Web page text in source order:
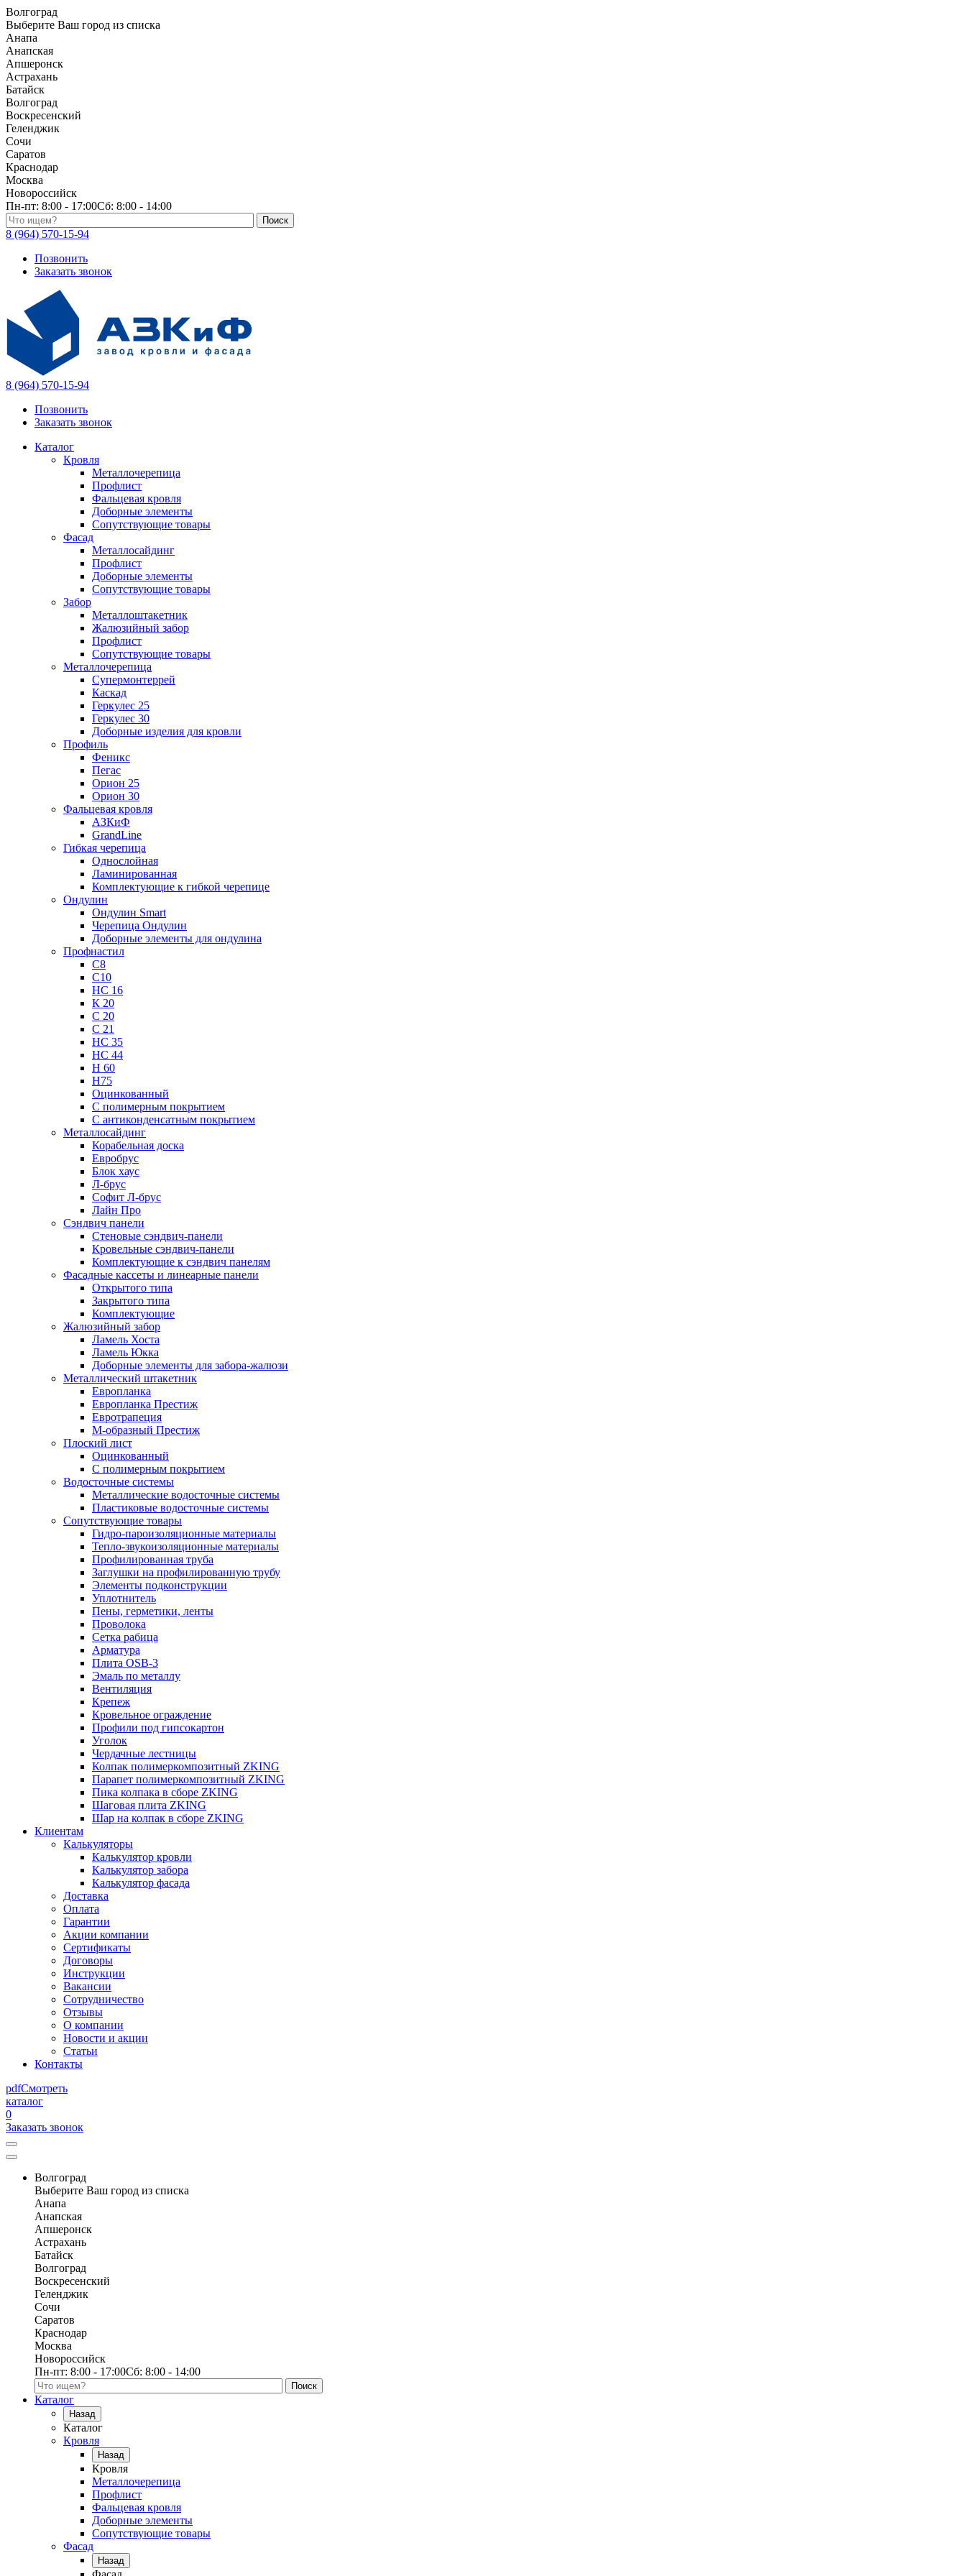
Волгоград
Выберите Ваш город из списка
Анапа
Анапская
Апшеронск
Астрахань
Батайск
Волгоград
Воскресенский
Геленджик
Сочи
Саратов
Краснодар
Москва
Новороссийск
Пн-пт: 8:00 - 17:00Сб: 8:00 - 14:00
Поиск по каталогу
8 (964) 570-15-94
Позвонить
Заказать звонок
8 (964) 570-15-94
Позвонить
Заказать звонок
Каталог
Кровля
Металлочерепица
Профлист
Фальцевая кровля
Доборные элементы
Сопутствующие товары
Фасад
Металлосайдинг
Профлист
Доборные элементы
Сопутствующие товары
Забор
Металлоштакетник
Жалюзийный забор
Профлист
Сопутствующие товары
Металлочерепица
Супермонтеррей
Каскад
Геркулес 25
Геркулес 30
Доборные изделия для кровли
Профиль
Феникс
Пегас
Орион 25
Орион 30
Фальцевая кровля
АЗКиФ
GrandLine
Гибкая черепица
Однослойная
Ламинированная
Комплектующие к гибкой черепице
Ондулин
Ондулин Smart
Черепица Ондулин
Доборные элементы для ондулина
Профнастил
С8
С10
НС 16
К 20
С 20
С 21
НС 35
НС 44
Н 60
Н75
Оцинкованный
С полимерным покрытием
С антиконденсатным покрытием
Металлосайдинг
Корабельная доска
Евробрус
Блок хаус
Л-брус
Софит Л-брус
Лайн Про
Сэндвич панели
Стеновые сэндвич-панели
Кровельные сэндвич-панели
Комплектующие к сэндвич панелям
Фасадные кассеты и линеарные панели
Открытого типа
Закрытого типа
Комплектующие
Жалюзийный забор
Ламель Хоста
Ламель Юкка
Доборные элементы для забора-жалюзи
Металлический штакетник
Европланка
Европланка Престиж
Евротрапеция
М-образный Престиж
Плоский лист
Оцинкованный
С полимерным покрытием
Водосточные системы
Металлические водосточные системы
Пластиковые водосточные системы
Сопутствующие товары
Гидро-пароизоляционные материалы
Тепло-звукоизоляционные материалы
Профилированная труба
Заглушки на профилированную трубу
Элементы подконструкции
Уплотнитель
Пены, герметики, ленты
Проволока
Сетка рабица
Арматура
Плита OSB-3
Эмаль по металлу
Вентиляция
Крепеж
Кровельное ограждение
Профили под гипсокартон
Уголок
Чердачные лестницы
Колпак полимеркомпозитный ZKING
Парапет полимеркомпозитный ZKING
Пика колпака в сборе ZKING
Шаговая плита ZKING
Шар на колпак в сборе ZKING
Клиентам
Калькуляторы
Калькулятор кровли
Калькулятор забора
Калькулятор фасада
Доставка
Оплата
Гарантии
Акции компании
Сертификаты
Договоры
Инструкции
Вакансии
Сотрудничество
Отзывы
О компании
Новости и акции
Статьи
Контакты
pdfСмотреть
каталог
0
Заказать звонок
Волгоград
Выберите Ваш город из списка
Анапа
Анапская
Апшеронск
Астрахань
Батайск
Волгоград
Воскресенский
Геленджик
Сочи
Саратов
Краснодар
Москва
Новороссийск
Пн-пт: 8:00 - 17:00Сб: 8:00 - 14:00
Поиск по каталогу
Каталог
Назад
Каталог
Кровля
Назад
Кровля
Металлочерепица
Профлист
Фальцевая кровля
Доборные элементы
Сопутствующие товары
Фасад
Назад